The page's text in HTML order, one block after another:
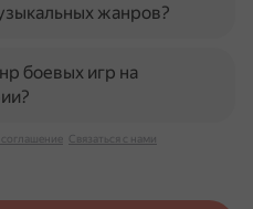
жанров?
боевых игр на
соглашение Связаться с нами